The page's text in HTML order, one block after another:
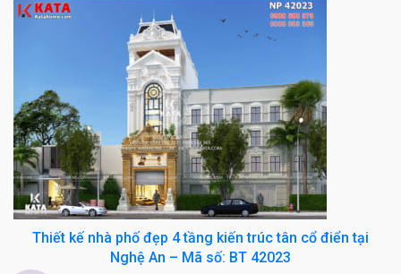
Thiết kế nhà phố đẹp 4 tầng kiến trúc tân cổ điển tại
Nghệ An – Mã số: BT 42023